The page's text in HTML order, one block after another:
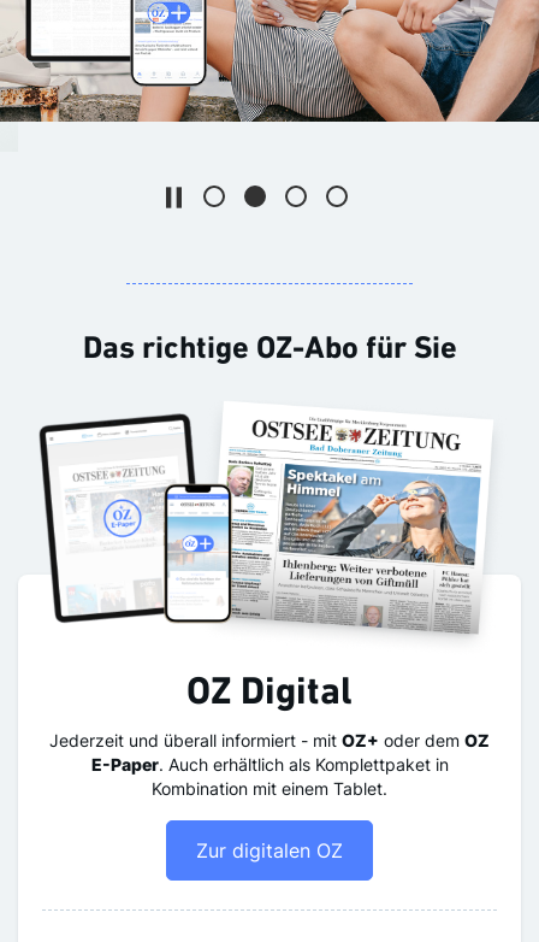
Das richtige OZ-Abo für Sie
OZ Digital
Jederzeit und überall informiert - mit OZ+ oder dem OZ
E-Paper. Auch erhältlich als Komplettpaket in
Kombination mit einem Tablet.
Zur digitalen OZ